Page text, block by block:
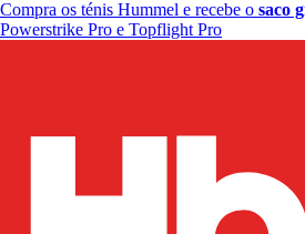
Compra os ténis Hummel e recebe o saco
Powerstrike Pro e Topflight Pro